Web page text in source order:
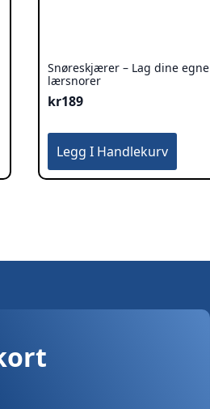
Snøreskjærer – Lag dine egne
lærsnorer
kr189
Legg I Handlekurv